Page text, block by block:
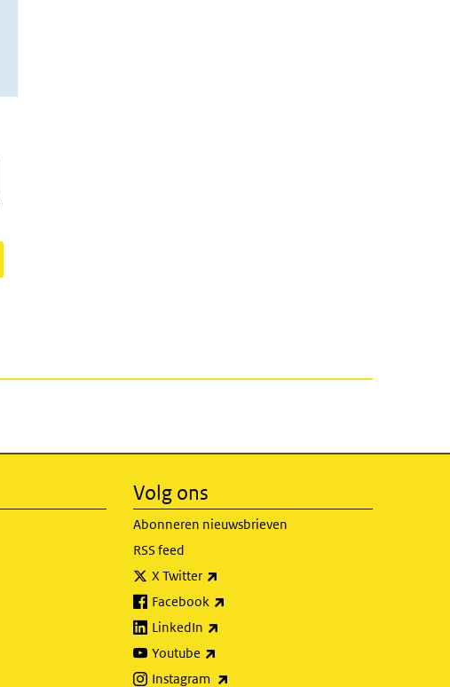
Volg ons
Abonneren nieuwsbrieven
RSS feed
X Twitter
Facebook
LinkedIn
Youtube
Instagram